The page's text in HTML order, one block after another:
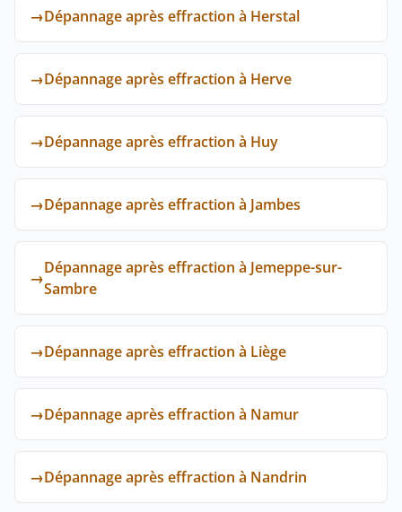
→Dépannage après effraction à Herstal
→Dépannage après effraction à Herve
→Dépannage après effraction à Huy
→Dépannage après effraction à Jambes
→
Dépannage après effraction à Jemeppe-sur-
Sambre
→Dépannage après effraction à Liège
→Dépannage après effraction à Namur
→Dépannage après effraction à Nandrin